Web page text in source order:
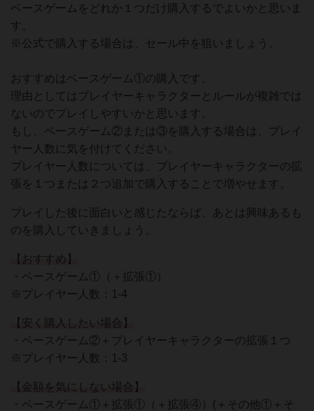
ベースゲームをどれか１つだけ購入するでよいかと思いま
す。
※公式で購入する場合は、セール中を狙いましょう。
おすすめはベースゲーム①の購入です。
理由としてはプレイヤーキャラクターとルールが複雑では
ないのでプレイしやすいかと思います。
もし、ベースゲーム②または③を購入する場合は、プレイ
ヤー人数に気を付けてください。
プレイヤー人数については、プレイヤーキャラクターの拡
張を１つまたは２つ追加で購入することで増やせます。
プレイした後に面白いと感じたならば、あとは興味あるも
のを購入していきましょう。
【おすすめ】
・ベースゲーム①（＋拡張①）
※プレイヤー人数：1-4
【安く購入したい場合】
・ベースゲーム②＋プレイヤーキャラクターの拡張１つ
※プレイヤー人数：1-3
【金額を気にしない場合】
・ベースゲーム①＋拡張①（＋拡張④）(＋その他①＋そ